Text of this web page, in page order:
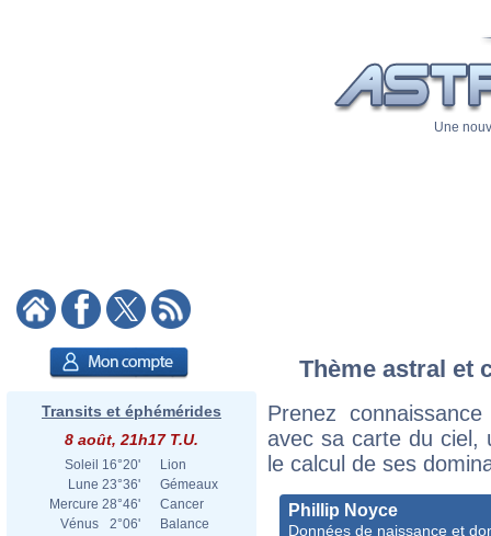
Une
Transits et éphémérides
8 août, 21h17 T.U.
Soleil 16°20'
Lion
Lune 23°36'
Gémeaux
Mercure 28°46'
Cancer
Vénus
2°06'
Balance
Thème astral et
Prenez
avec sa carte du ciel,
le calcul de ses
Phillip Noyce
Données de naissance et